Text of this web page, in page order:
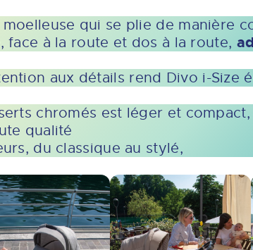
qui se plie de manière
face à la route et dos à la route,
aux détails rend Divo i-Size
chromés est léger et compact,
qualité
du classique au stylé,